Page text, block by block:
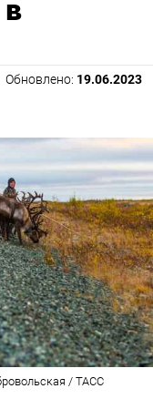
Обновлено: 19.06.2023
/ ТАСС